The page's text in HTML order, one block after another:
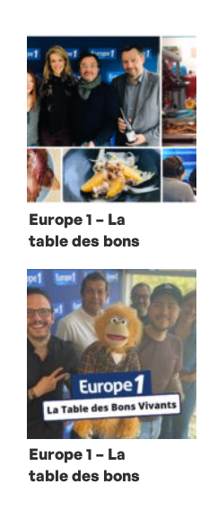
Europe 1 – La
table des bons
Jean-Philippe
Zermati et Julie
Andrieu
Europe 1 – La
table des bons